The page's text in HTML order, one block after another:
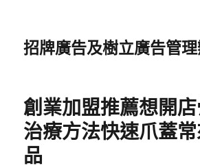
招牌廣告及樹立廣告管
創業加盟推薦想開
治療方法快速爪蓋
品